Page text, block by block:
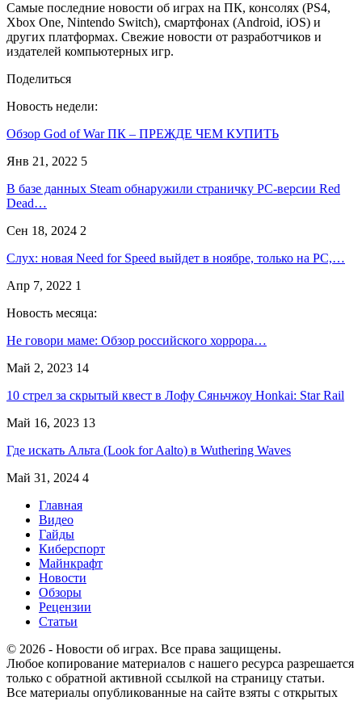
Самые последние новости об играх на ПК, консолях (PS4,
Xbox One, Nintendo Switch), смартфонах (Android, iOS) и
других платформах. Свежие новости от разработчиков и
издателей компьютерных игр.
Поделиться
Новость недели:
Обзор God of War ПК – ПРЕЖДЕ ЧЕМ КУПИТЬ
Янв 21, 2022 5
В базе данных Steam обнаружили страничку PC-версии Red
Dead…
Сен 18, 2024 2
Слух: новая Need for Speed выйдет в ноябре, только на PC,…
Апр 7, 2022 1
Новость месяца:
Не говори маме: Обзор российского хоррора…
Май 2, 2023 14
10 стрел за скрытый квест в Лофу Сяньчжоу Honkai: Star Rail
Май 16, 2023 13
Где искать Альта (Look for Aalto) в Wuthering Waves
Май 31, 2024 4
Главная
Видео
Гайды
Киберспорт
Майнкрафт
Новости
Обзоры
Рецензии
Статьи
© 2026 - Новости об играх. Все права защищены.
Любое копирование материалов с нашего ресурса разрешается
только с обратной активной ссылкой на страницу статьи.
Все материалы опубликованные на сайте взяты с открытых